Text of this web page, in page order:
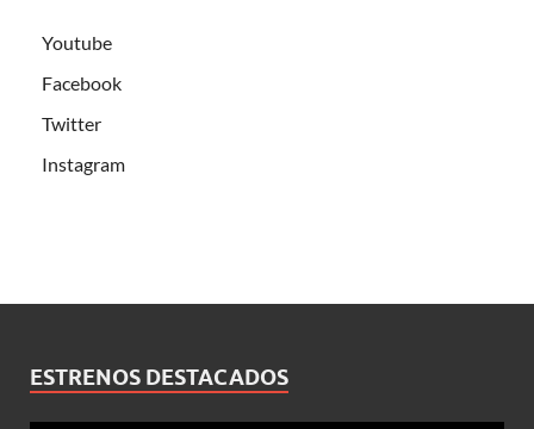
Youtube
Facebook
Twitter
Instagram
ESTRENOS DESTACADOS